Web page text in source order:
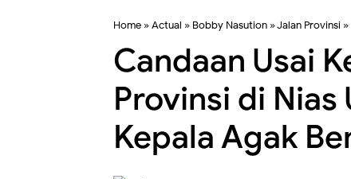
Home »Actual » Bobby Nasution »Jalan Provinsi »
Candaan Usai
Provinsi di
Kepala Agak